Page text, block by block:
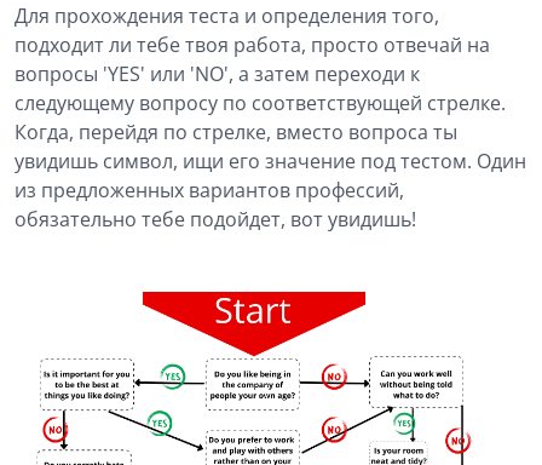
Для прохождения теста и определения того,
подходит ли тебе твоя работа, просто отвечай на
вопросы 'YES' или 'NO', а затем переходи к
следующему вопросу по соответствующей стрелке.
Когда, перейдя по стрелке, вместо вопроса ты
увидишь символ, ищи его значение под тестом. Один
из предложенных вариантов профессий,
обязательно тебе подойдет, вот увидишь!